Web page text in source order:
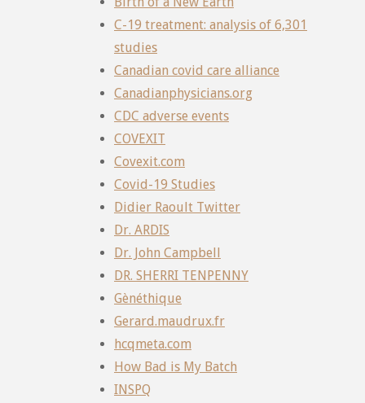
C-19 treatment: analysis of 6,301
studies
Canadian covid care alliance
Canadianphysicians.org
CDC adverse events
COVEXIT
Covexit.com
Covid-19 Studies
Didier Raoult Twitter
Dr. ARDIS
Dr. John Campbell
DR. SHERRI TENPENNY
Gènéthique
Gerard.maudrux.fr
hcqmeta.com
How Bad is My Batch
INSPQ